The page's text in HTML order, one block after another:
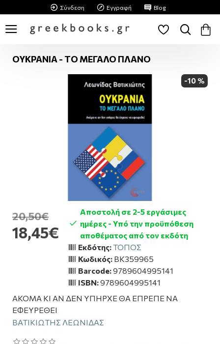
Σύνδεση Εγγραφή Blog
ΟΥΚΡΑΝΙΑ - ΤΟ ΜΕΓΑΛΟ ΠΛΑΝΟ
-10 %
ΑΚΟΜΑ ΚΙ ΑΝ ΔΕΝ ΥΠΗΡΧΕ ΘΑ ΕΠΡΕΠΕ ΝΑ
ΕΦΕΥΡΕΘΕΙ
ΒΑΤΙΚΙΩΤΗΣ ΛΕΩΝΙΔΑΣ
18,45€
20,50€
Αποστολή σε 2-5 εργάσιμες
ημέρες - Υπό την προϋπόθεση
αποθέματος από τον εκδότη
Εκδότης:ΤΟΠΟΣ
Κωδικός: BK359965
Barcode:9789604995141
ISBN:9789604995141